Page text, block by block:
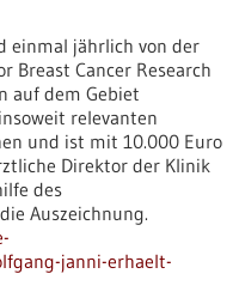
einmal jährlich von der
Breast Cancer Research
auf dem Gebiet
relevanten
und ist mit 10.000 Euro
Direktor der Klinik
des
Auszeichnung.
janni-erhaelt-